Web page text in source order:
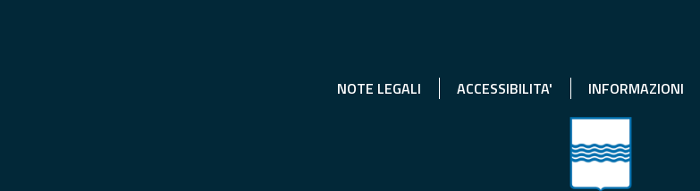
NOTE LEGALI ACCESSIBILITA' INFORMAZIONI